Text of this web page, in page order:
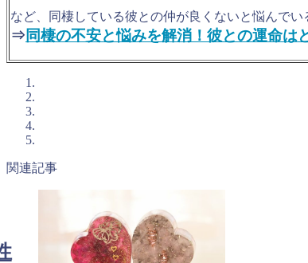
など、同棲している彼との仲が良くないと悩んで
⇒同棲の不安と悩みを解消！彼との運命は
関連記事